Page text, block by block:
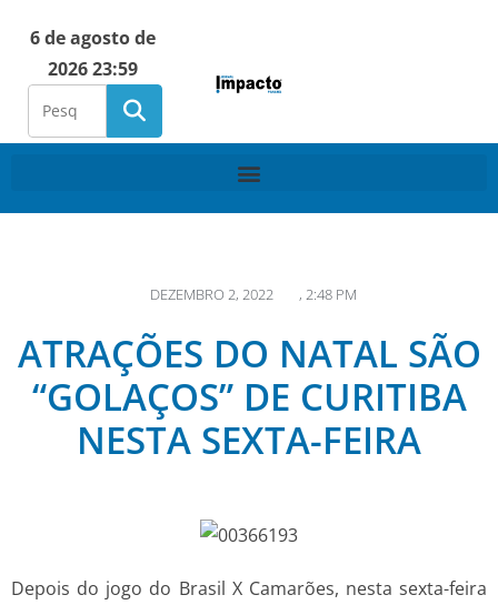
6 de agosto de
2026 23:59
DEZEMBRO 2, 2022 , 2:48 PM
ATRAÇÕES DO NATAL SÃO
“GOLAÇOS” DE CURITIBA
NESTA SEXTA-FEIRA
Depois do jogo do Brasil X Camarões, nesta sexta-feira